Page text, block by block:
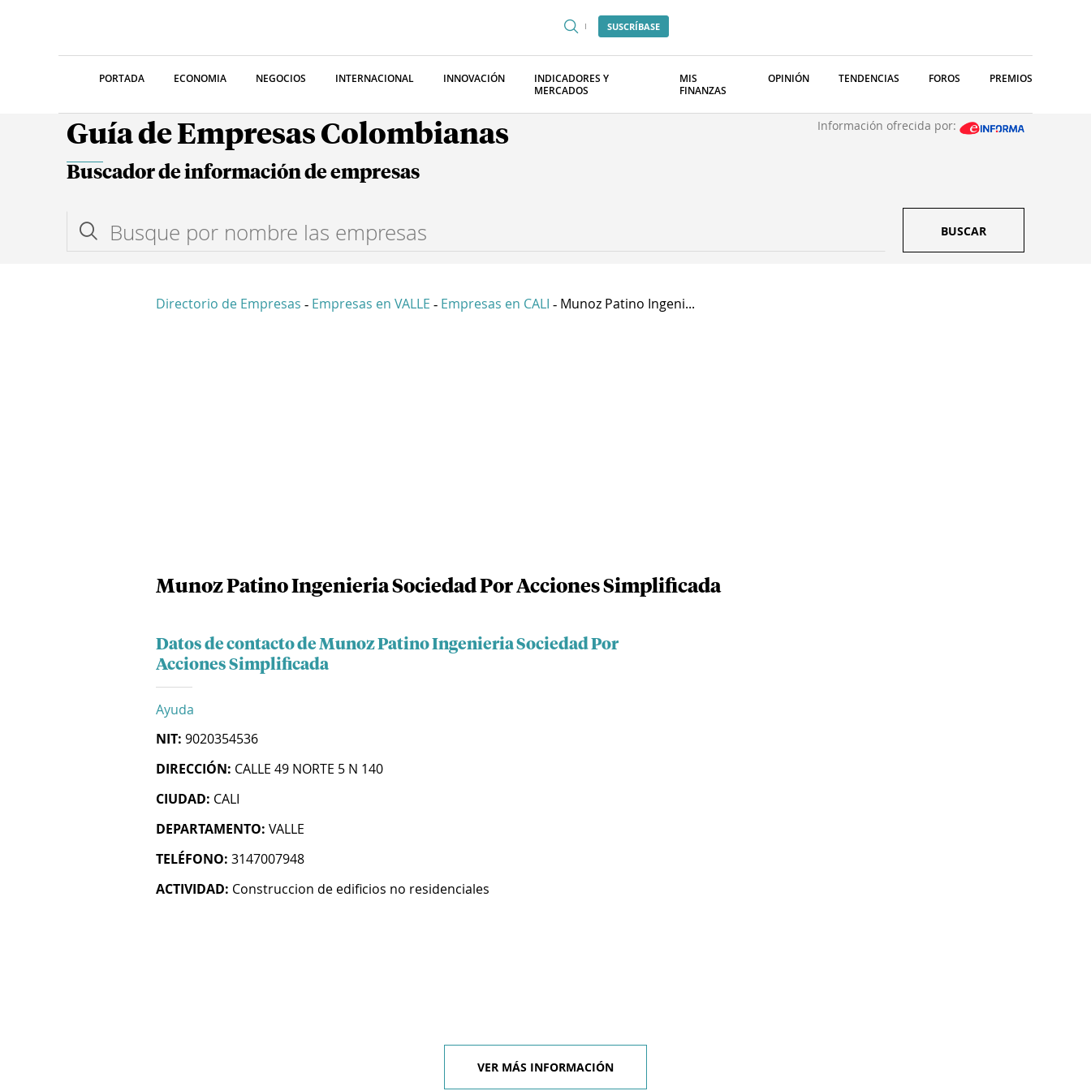
SUSCRÍBASE
PORTADA ECONOMIA NEGOCIOS INTERNACIONAL INNOVACIÓN
INDICADORES Y
MERCADOS
MIS
FINANZAS
OPINIÓN TENDENCIAS FOROS PREMIOS
Guía de Empresas Colombianas Información ofrecida por:
Buscador de información de empresas
BUSCAR
Directorio de Empresas - Empresas en VALLE - Empresas en CALI - Munoz Patino Ingeni...
Munoz Patino Ingenieria Sociedad Por Acciones Simplificada
Datos de contacto de Munoz Patino Ingenieria Sociedad Por
Acciones Simplificada
Ayuda
NIT: 9020354536
DIRECCIÓN: CALLE 49 NORTE 5 N 140
CIUDAD: CALI
DEPARTAMENTO: VALLE
TELÉFONO: 3147007948
ACTIVIDAD: Construccion de edificios no residenciales
VER MÁS INFORMACIÓN